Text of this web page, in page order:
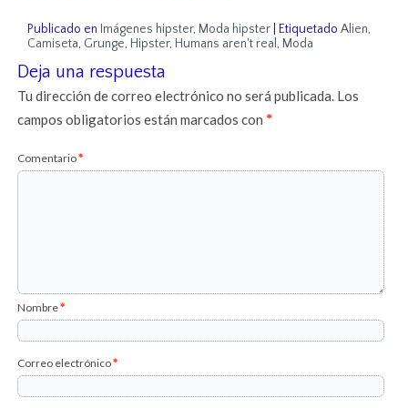
Publicado en Imágenes hipster, Moda hipster |Etiquetado Alien,
Camiseta, Grunge, Hipster, Humans aren't real, Moda
Deja una respuesta
Tu dirección de correo electrónico no será publicada. Los
campos obligatorios están marcados con*
Comentario*
Nombre*
Correo electrónico*